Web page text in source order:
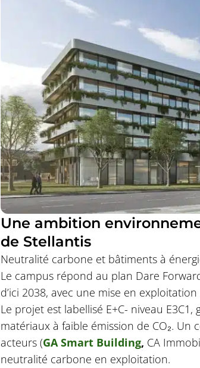
Une ambition
de Stellantis
Neutralité carbone et bâtiments à
Le campus répond au plan Dare
d’ici 2038, avec une mise en
Le projet est labellisé E+C- niveau
matériaux à faible émission de CO₂.
acteurs (GA Smart Building, CA
neutralité carbone en exploitation.